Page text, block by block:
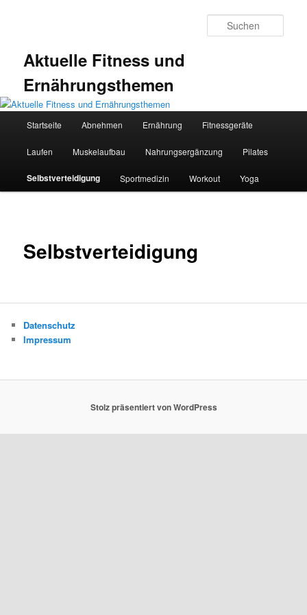
Aktuelle Fitness und
Ernährungsthemen
Startseite Abnehmen Ernährung Fitnessgeräte
Laufen Muskelaufbau Nahrungsergänzung Pilates
Selbstverteidigung Sportmedizin Workout Yoga
Selbstverteidigung
Datenschutz
Impressum
Stolz präsentiert von WordPress